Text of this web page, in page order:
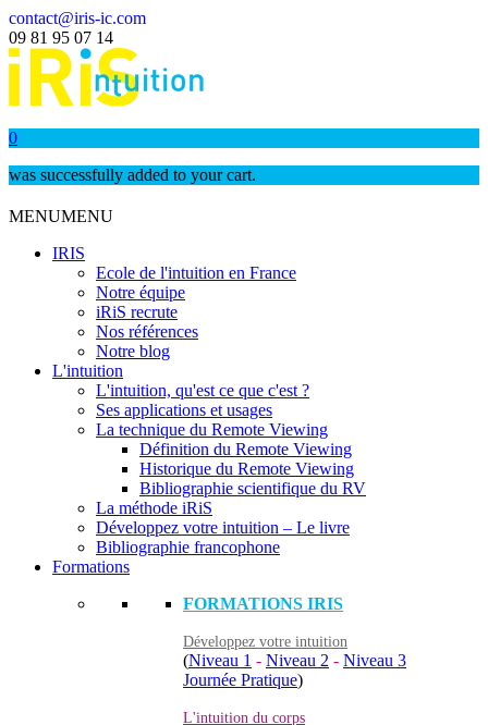
contact@iris-ic.com
09 81 95 07 14
0
was successfully added to your cart.
MENUMENU
IRIS
Ecole de l'intuition en France
Notre équipe
iRiS recrute
Nos références
Notre blog
L'intuition
L'intuition, qu'est ce que c'est ?
Ses applications et usages
La technique du Remote Viewing
Définition du Remote Viewing
Historique du Remote Viewing
Bibliographie scientifique du RV
La méthode iRiS
Développez votre intuition – Le livre
Bibliographie francophone
Formations
FORMATIONS IRIS
Développez votre intuition
(Niveau 1 - Niveau 2 - Niveau 3
Journée Pratique)
L'intuition du corps